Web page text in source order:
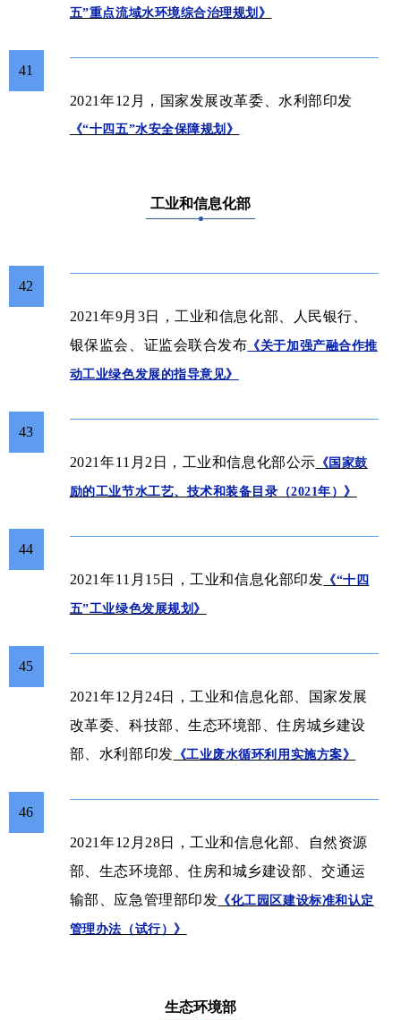
五”重点流域水环境综合治理规划》
41
2021年12月，
国家发展改革委、水利部印发
《“十四五”水安全保障规划》
工业和信息化部
42
2021年9月3日，工业和信息化部、人民银行、
银保监会、证监会联合发布 《关于加强产融合作推
动工业绿色发展的指导意见》
43
2021年11月2日，工业和信息化部公示 《国家鼓
励的工业节水工艺、技术和装备目录（2021年）》
44
2021年11月15日，工业和信息化部印发 《“十四
五”工业绿色发展规划》
45
2021年12月24日，工业和信息化部、国家发展
改革委、科技部、生态环境部、住房城乡建设
部、水利部印发 《工业废水循环利用实施方案》
46
2021年12月28日，工业和信息化部、自然资源
部、生态环境部、住房和城乡建设部、交通运
输部、应急管理部印发 《化工园区建设标准和认定
管理办法（试行）》
生态环境部